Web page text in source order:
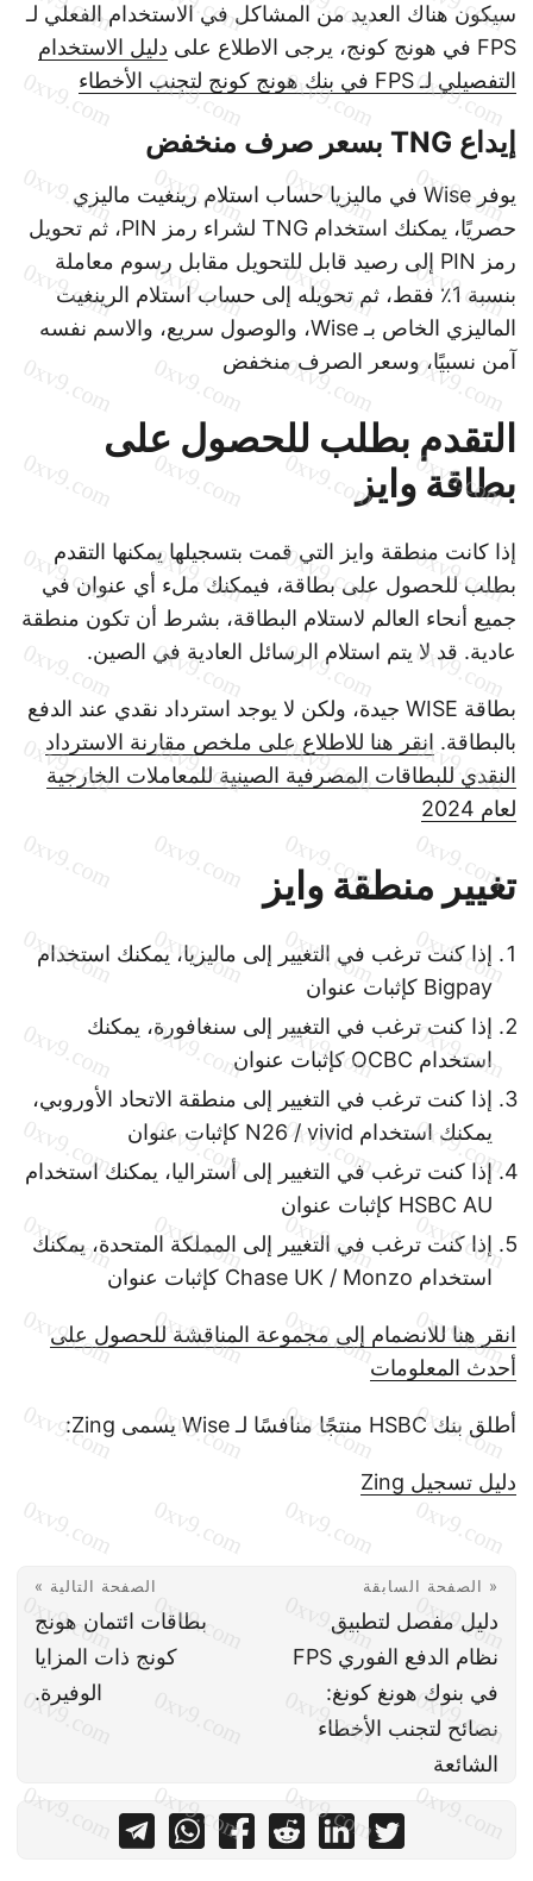
سيكون هناك العديد من المشاكل في الاستخدام الفعلي لـ
FPS في هونج كونج، يرجى الاطلاع على
دليل الاستخدام
التفصيلي لـ FPS في بنك هونج كونج لتجنب الأخطاء
إيداع TNG بسعر صرف منخفض
يوفر Wise في ماليزيا حساب استلام رينغيت ماليزي
حصريًا، يمكنك استخدام TNG لشراء رمز PIN، ثم تحويل
رمز PIN إلى رصيد قابل للتحويل مقابل رسوم معاملة
بنسبة 1٪ فقط، ثم تحويله إلى حساب استلام الرينغيت
الماليزي الخاص بـ Wise، والوصول سريع، والاسم نفسه
آمن نسبيًا، وسعر الصرف منخفض
التقدم بطلب للحصول على
بطاقة وايز
إذا كانت منطقة وايز التي قمت بتسجيلها يمكنها التقدم
بطلب للحصول على بطاقة، فيمكنك ملء أي عنوان في
جميع أنحاء العالم لاستلام البطاقة، بشرط أن تكون منطقة
عادية. قد لا يتم استلام الرسائل العادية في الصين.
بطاقة WISE جيدة، ولكن لا يوجد استرداد نقدي عند الدفع
بالبطاقة. انقر هنا للاطلاع على ملخص مقارنة الاسترداد
النقدي للبطاقات المصرفية الصينية للمعاملات الخارجية
لعام 2024
تغيير منطقة وايز
إذا كنت ترغب في التغيير إلى ماليزيا، يمكنك استخدام
Bigpay كإثبات عنوان
إذا كنت ترغب في التغيير إلى سنغافورة، يمكنك
استخدام OCBC كإثبات عنوان
إذا كنت ترغب في التغيير إلى منطقة الاتحاد الأوروبي،
يمكنك استخدام N26 / vivid كإثبات عنوان
إذا كنت ترغب في التغيير إلى أستراليا، يمكنك استخدام
HSBC AU كإثبات عنوان
إذا كنت ترغب في التغيير إلى المملكة المتحدة، يمكنك
استخدام Chase UK / Monzo كإثبات عنوان
انقر هنا للانضمام إلى مجموعة المناقشة للحصول على
أحدث المعلومات
أطلق بنك HSBC منتجًا منافسًا لـ Wise يسمى Zing:
دليل تسجيل Zing
« الصفحة السابقة
دليل مفصل لتطبيق
نظام الدفع الفوري FPS
في بنوك هونغ كونغ:
نصائح لتجنب الأخطاء
الشائعة
الصفحة التالية »
بطاقات ائتمان هونج
كونج ذات المزايا
الوفيرة.